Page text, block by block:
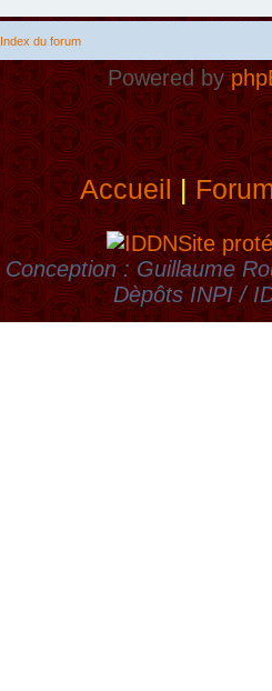
Index du forum
Powered by
Accueil|
Site
Conception : Guillaume
Dèpôts INPI /